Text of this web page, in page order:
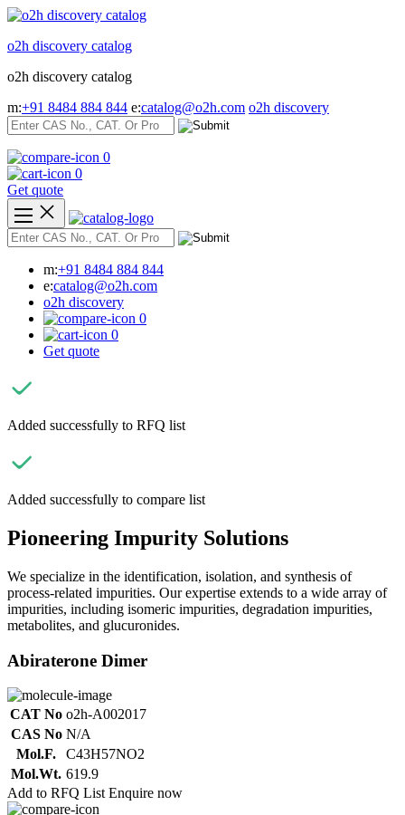
Skip
content
o2h discovery catalog
o2h discovery catalog
m:+91 8484 884 844 e:catalog@o2h.com o2h discovery
0
0
Get quote
m:+91 8484 884 844
e:catalog@o2h.com
o2h discovery
0
0
Get quote
Added successfully to RFQ list
Added successfully to compare list
Pioneering Impurity Solutions
We specialize in the identification, isolation, and synthesis of
process-related impurities. Our expertise extends to a wide array of
impurities, including isomeric impurities, degradation impurities,
metabolites, and glucuronides.
Abiraterone Dimer
CAT No o2h-A002017
CAS No N/A
Mol.F.
C43H57NO2
Mol.Wt. 619.9
Add to RFQ List Enquire now